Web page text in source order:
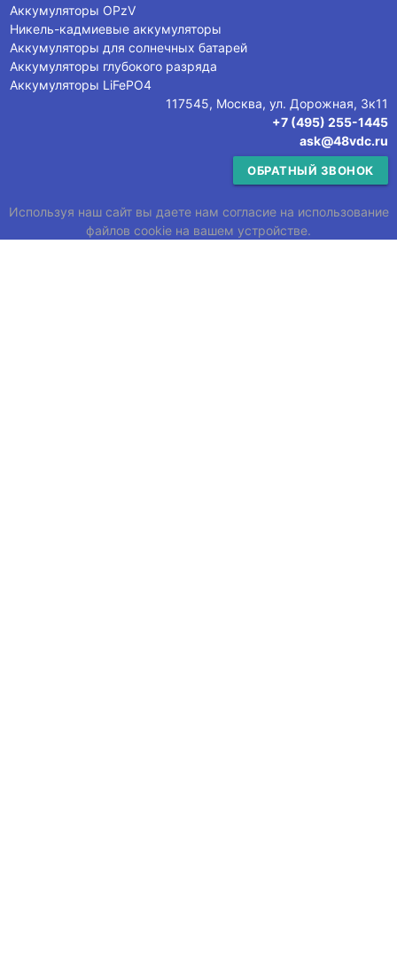
Аккумуляторы OPzV
Никель-кадмиевые аккумуляторы
Аккумуляторы для солнечных батарей
Аккумуляторы глубокого разряда
Аккумуляторы LiFePO4
117545, Москва, ул. Дорожная, 3к11
+7 (495) 255-1445
ask@48vdc.ru
ОБРАТНЫЙ ЗВОНОК
Используя наш сайт вы даете нам согласие на использование
файлов cookie на вашем устройстве.